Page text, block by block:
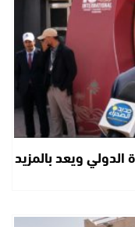
ويعد بالمزيد